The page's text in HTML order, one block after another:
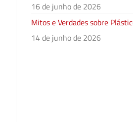
16 de junho de 2026
Mitos e Verdades sobre
14 de junho de 2026